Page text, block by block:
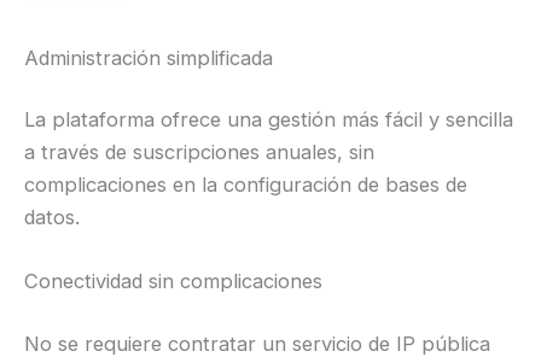
Administración simplificada
La plataforma ofrece una gestión más fácil y sencilla
a través de suscripciones anuales, sin
complicaciones en la configuración de bases de
datos.
Conectividad sin complicaciones
No se requiere contratar un servicio de IP pública